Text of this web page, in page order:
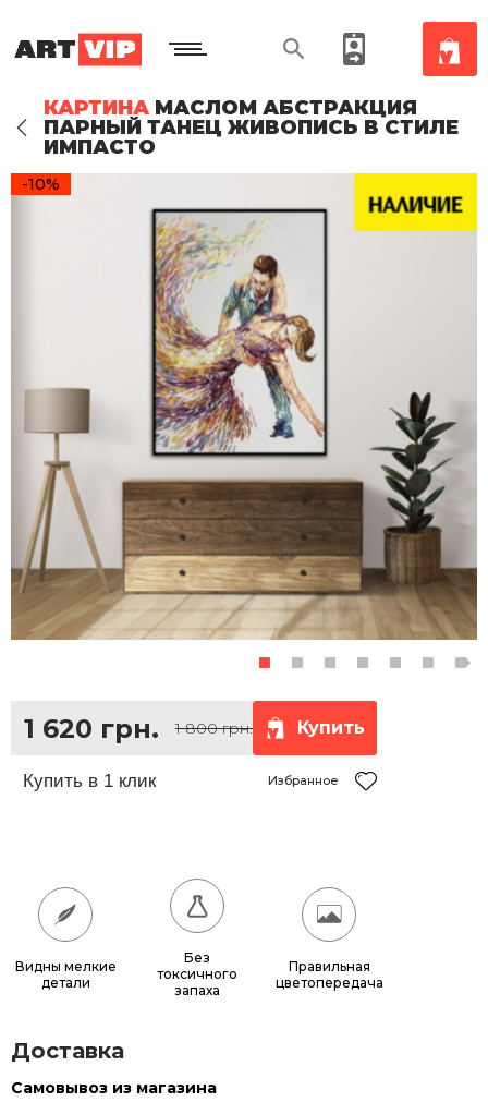
КАРТИНА МАСЛОМ АБСТРАКЦИЯ
ПАРНЫЙ ТАНЕЦ ЖИВОПИСЬ В СТИЛЕ
ИМПАСТО
-10%
1 620 грн. 1 800 грн. Купить
Избранное
Видны мелкие
детали
Без
токсичного
запаха
Правильная
цветопередача
Доставка
Самовывоз из магазина